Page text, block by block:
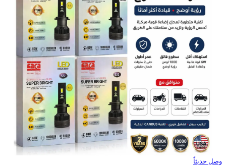
وصل حديثاً